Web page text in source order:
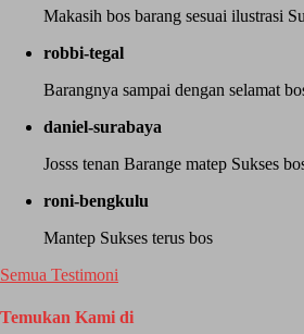
Makasih bos barang sesuai ilustrasi
robbi-tegal
Barangnya sampai dengan selamat
daniel-surabaya
Josss tenan Barange matep Sukses
roni-bengkulu
Mantep Sukses terus bos
Semua Testimoni
Temukan Kami di